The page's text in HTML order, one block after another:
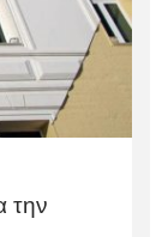
την